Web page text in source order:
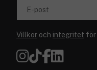
E-post
Villkor och integritet för